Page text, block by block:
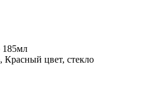
185мл
цвет, стекло